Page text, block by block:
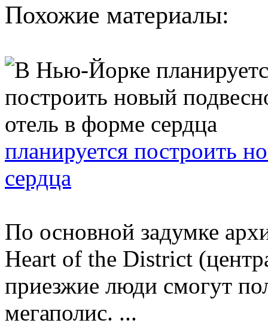
Похожие материалы:
планируется построить
сердца
По основной задумке
Hеart of the District
приезжие люди смогут
мегаполис. ...